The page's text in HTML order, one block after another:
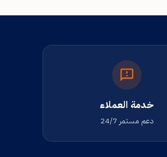
خدمة العملاء
دعم مستمر 24/7